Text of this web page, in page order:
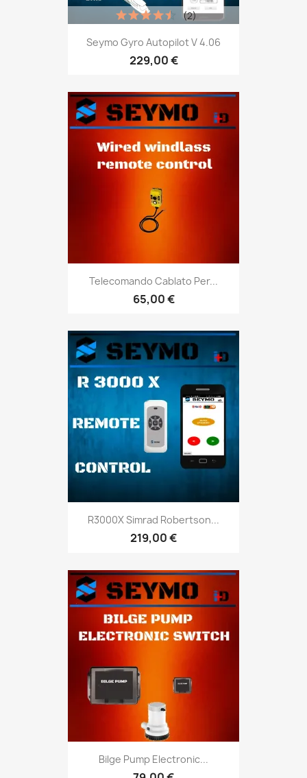
Seymo Gyro Autopilot V 4.06
229,00 €
(2)
Telecomando Cablato Per...
65,00 €
R3000X Simrad Robertson...
219,00 €
Bilge Pump Electronic...